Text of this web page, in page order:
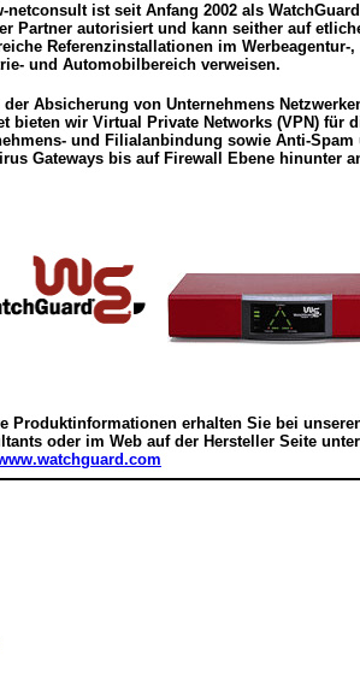
netconsult ist seit Anfang 2002 als WatchGuard
Partner autorisiert und kann seither auf
Referenzinstallationen im Werbeagentur-,
und Automobilbereich verweisen.
der Absicherung von Unternehmens
bieten wir Virtual Private Networks (VPN) für
und Filialanbindung sowie Anti-Spam
Gateways bis auf Firewall Ebene hinunter
Produktinformationen erhalten Sie bei
oder im Web auf der Hersteller Seite unter